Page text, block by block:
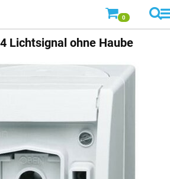
0
Lichtsignal ohne Haube